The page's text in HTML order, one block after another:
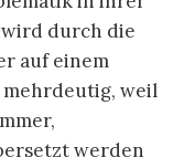
Die in der
an den
und den
und
aber sie